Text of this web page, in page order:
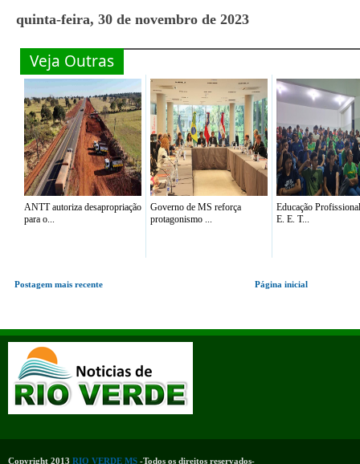
quinta-feira, 30 de novembro de 2023
Veja Outras
ANTT autoriza desapropriação
para o...
Governo de MS reforça
protagonismo ...
Educação
E. E. T...
Postagem mais recente Página inicial
Copyright 2013 RIO VERDE MS -Todos os direitos reservados-